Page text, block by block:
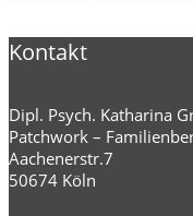
Kontakt
Dipl. Psych. Katharina
Patchwork –
Aachenerstr.7
50674 Köln